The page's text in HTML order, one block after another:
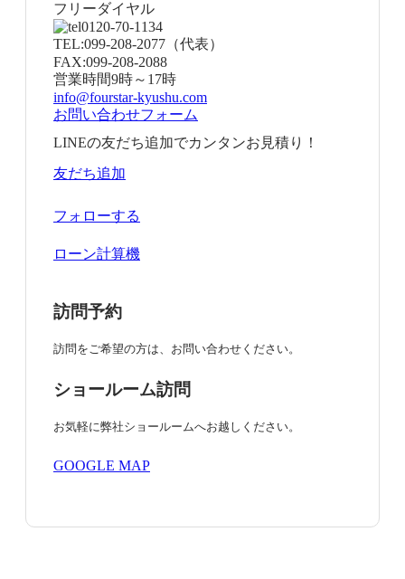
フリーダイヤル
0120-70-1134
TEL:099-208-2077 （代表）
FAX:099-208-2088
営業時間9時～17時
info@fourstar-kyushu.com
お問い合わせフォーム
LINEの友だち追加でカンタンお見積り！
友だち追加
フォローする
ローン計算機
訪問予約
訪問をご希望の方は、お問い合わせください。
ショールーム訪問
お気軽に弊社ショールームへお越しください。
GOOGLE MAP